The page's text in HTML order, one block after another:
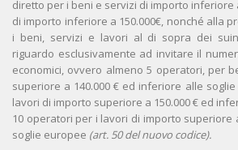
diretto per i beni e servizi di importo inferiore
di importo inferiore a 150.000€, nonché alla
i beni, servizi e lavori al di sopra dei
riguardo esclusivamente ad invitare il
economici, ovvero almeno 5 operatori, per
superiore a 140.000 € ed inferiore alle
lavori di importo superiore a 150.000 € ed
10 operatori per i lavori di importo superiore
soglie europee (art. 50 del nuovo codice).